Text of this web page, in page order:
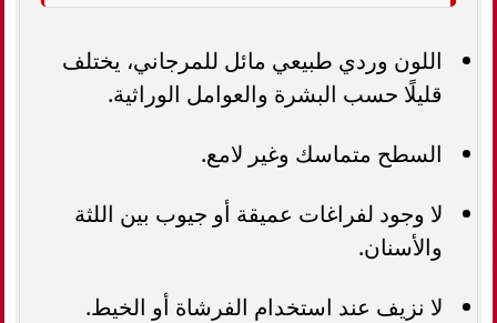
اللون وردي طبيعي مائل للمرجاني، يختلف
قليلًا حسب البشرة والعوامل الوراثية.
السطح متماسك وغير لامع.
لا وجود لفراغات عميقة أو جيوب بين اللثة
والأسنان.
لا نزيف عند استخدام الفرشاة أو الخيط.